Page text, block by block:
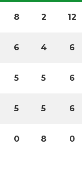
8 2 12
6 4 6
5 5 6
5 5 6
0 8 0